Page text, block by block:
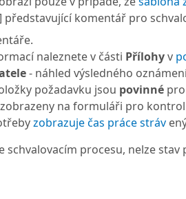
představující komentář pro
naleznete v části Přílohyv
- náhled výsledného
požadavku jsou povinné
na formuláři pro
zobrazuje čas práce stráv
schvalovacím procesu, nelze